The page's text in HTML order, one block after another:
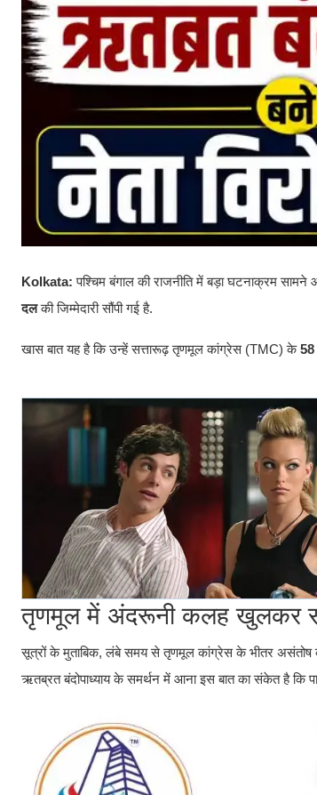
Kolkata:पश्चिम बंगाल की राजनीति में बड़ा घटनाक्रम सामने
दलकी जिम्मेदारी सौंपी गई है.
खास बात यह है कि उन्हें सत्तारूढ़ तृणमूल कांग्रेस (TMC) के58
तृणमूल में अंदरूनी कलह खुलकर
सूत्रों के मुताबिक, लंबे समय से तृणमूल कांग्रेस के भीतर असंतोष
ऋतब्रत बंदोपाध्याय के समर्थन में आना इस बात का संकेत है कि